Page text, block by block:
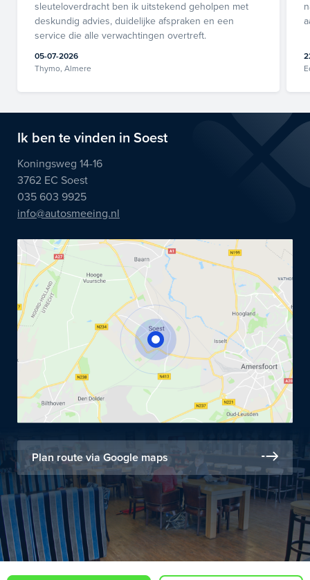
sleuteloverdracht ben ik uitstekend geholpen met
deskundig advies, duidelijke afspraken en een
service die alle verwachtingen overtreft.
05-07-2026
Thymo, Almere
Ik ben te vinden in Soest
Koningsweg 14-16
3762 EC Soest
035 603 9925
info@autosmeeing.nl
Plan route via Google maps